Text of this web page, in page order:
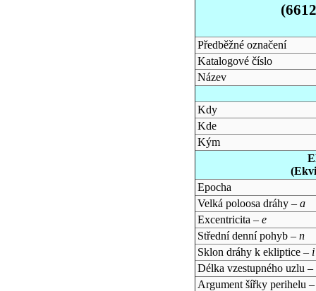
Předběžné označení
Katalogové číslo
Název
Kdy
Kde
Kým
Epocha
Velká poloosa dráhy – a
Excentricita – e
Střední denní pohyb – n
Sklon dráhy k ekliptice – i
Délka vzestupného uzlu –
Argument šířky perihelu